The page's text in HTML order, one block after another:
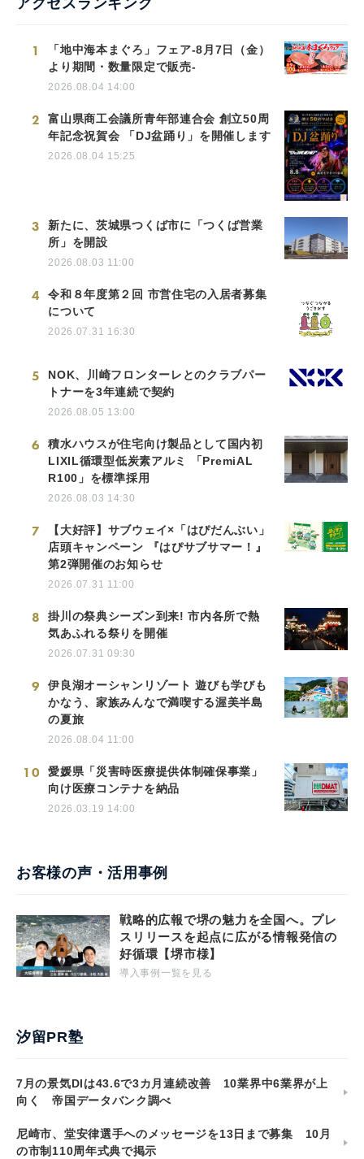
アクセスランキング
1
「地中海本まぐろ」フェア-8月7日（金）
より期間・数量限定で販売-
2026.08.04 14:00
2
富山県商工会議所青年部連合会 創立50周
年記念祝賀会 「DJ盆踊り」を開催します
2026.08.04 15:25
3
新たに、茨城県つくば市に「つくば営業
所」を開設
2026.08.03 11:00
4
令和８年度第２回 市営住宅の入居者募集
について
2026.07.31 16:30
5
NOK、川崎フロンターレとのクラブパー
トナーを3年連続で契約
2026.08.05 13:00
6
積水ハウスが住宅向け製品として国内初
LIXIL循環型低炭素アルミ 「PremiAL
R100」を標準採用
2026.08.03 14:30
7
【大好評】サブウェイ×「はぴだんぶい」
店頭キャンペーン 『はぴサブサマー！』
第2弾開催のお知らせ
2026.07.31 11:00
8
掛川の祭典シーズン到来! 市内各所で熱
気あふれる祭りを開催
2026.07.31 09:30
9
伊良湖オーシャンリゾート 遊びも学びも
かなう、家族みんなで満喫する渥美半島
の夏旅
2026.08.04 11:00
10
愛媛県「災害時医療提供体制確保事業」
向け医療コンテナを納品
2026.03.19 14:00
お客様の声・活用事例
戦略的広報で堺の魅力を全国へ。プレ
スリリースを起点に広がる情報発信の
好循環【堺市様】
導入事例一覧を見る
汐留PR塾
7月の景気DIは43.6で3カ月連続改善 10業界中6業界が上
向く 帝国データバンク調べ
尼崎市、堂安律選手へのメッセージを13日まで募集 10月
の市制110周年式典で掲示